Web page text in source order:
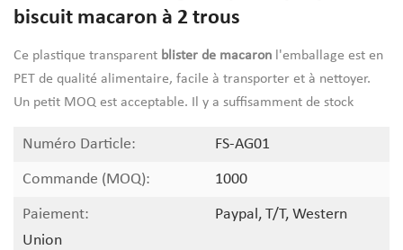
biscuit macaron à 2 trous
Ce plastique transparent blister de macaron l'emballage est en
PET de qualité alimentaire, facile à transporter et à nettoyer.
Un petit MOQ est acceptable. Il y a suffisamment de stock
Numéro Darticle:
FS-AG01
Commande (MOQ):
1000
Paiement:
Paypal, T/T, Western
Union